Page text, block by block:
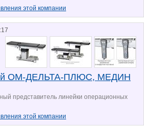
этой компании
ОМ-ДЕЛЬТА-ПЛЮС, МЕДИН
представитель линейки операционных
этой компании